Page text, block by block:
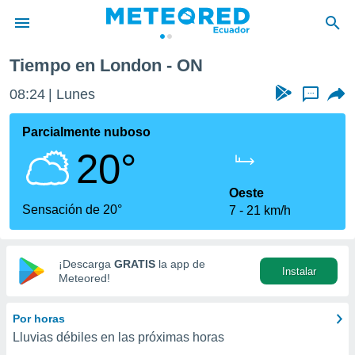
de
ha
que se
calidad.
a este
las
y
digital
basada
Tiempo en London - ON
08:24 Lunes ...
Parcialmente nuboso
20°
Sensación de 20°
Oeste
7
21 km/h
¡Descarga GRATIS la app de
Meteored!
Instalar
Por horas
Lluvias débiles en las próximas horas